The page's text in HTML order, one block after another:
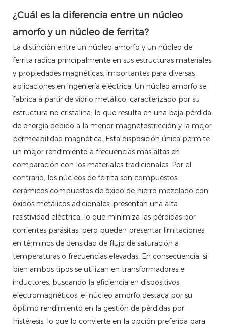
¿Cuál es la diferencia entre un núcleo
amorfo y un núcleo de ferrita?
La distinción entre un núcleo amorfo y un núcleo de
ferrita radica principalmente en sus estructuras materiales
y propiedades magnéticas, importantes para diversas
aplicaciones en ingeniería eléctrica. Un núcleo amorfo se
fabrica a partir de vidrio metálico, caracterizado por su
estructura no cristalina, lo que resulta en una baja pérdida
de energía debido a la menor magnetostricción y la mejor
permeabilidad magnética. Esta disposición única permite
un mejor rendimiento a frecuencias más altas en
comparación con los materiales tradicionales. Por el
contrario, los núcleos de ferrita son compuestos
cerámicos compuestos de óxido de hierro mezclado con
óxidos metálicos adicionales; presentan una alta
resistividad eléctrica, lo que minimiza las pérdidas por
corrientes parásitas, pero pueden presentar limitaciones
en términos de densidad de flujo de saturación a
temperaturas o frecuencias elevadas. En consecuencia, si
bien ambos tipos se utilizan en transformadores e
inductores, buscando la eficiencia en dispositivos
electromagnéticos, el núcleo amorfo destaca por su
óptimo rendimiento en la gestión de pérdidas por
histéresis, lo que lo convierte en la opción preferida para